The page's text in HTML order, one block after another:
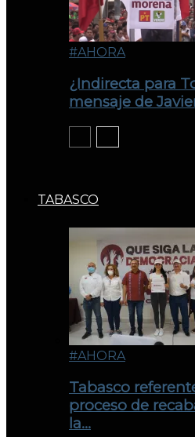
#AHORA
¿Indirecta para
mensaje de
TABASCO
#AHORA
Tabasco
proceso de
la…